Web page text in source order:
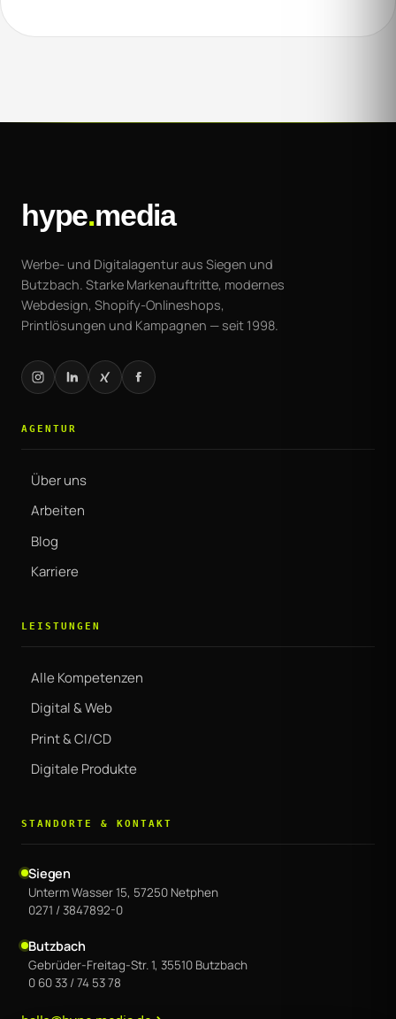
hype.media
Werbe- und Digitalagentur aus Siegen und
Butzbach. Starke Markenauftritte, modernes
Webdesign, Shopify-Onlineshops,
Printlösungen und Kampagnen — seit 1998.
AGENTUR
Über uns
Arbeiten
Blog
Karriere
LEISTUNGEN
Alle Kompetenzen
Digital & Web
Print & CI/CD
Digitale Produkte
STANDORTE & KONTAKT
Siegen
Unterm Wasser 15, 57250 Netphen
0271 / 3847892-0
Butzbach
Gebrüder-Freitag-Str. 1, 35510 Butzbach
0 60 33 / 74 53 78